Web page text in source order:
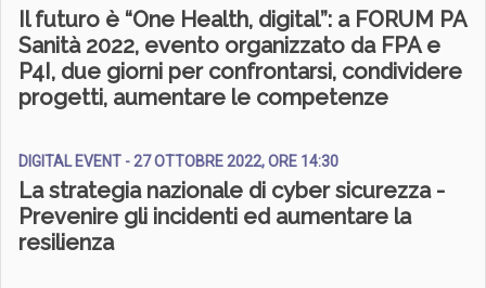
Il futuro è “One Health, digital”: a FORUM PA
Sanità 2022, evento organizzato da FPA e
P4I, due giorni per confrontarsi, condividere
progetti, aumentare le competenze
DIGITAL EVENT - 27 OTTOBRE 2022, ORE 14:30
La strategia nazionale di cyber sicurezza -
Prevenire gli incidenti ed aumentare la
resilienza